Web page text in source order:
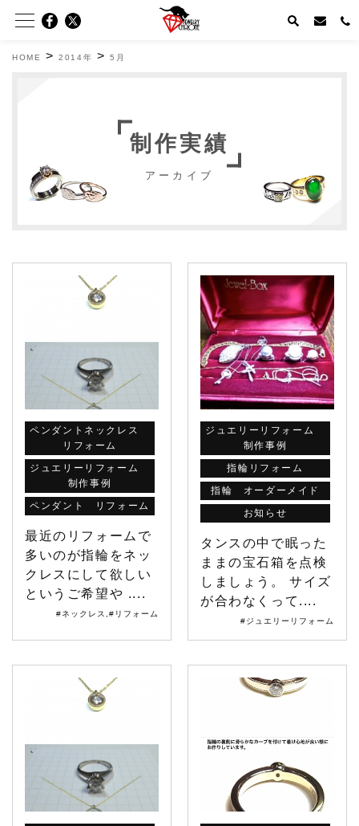
HOME >2014年 >5月
制作実績
アーカイブ
ペンダントネックレス
リフォーム
ジュエリーリフォーム
制作事例
ペンダント リフォーム
最近のリフォームで
多いのが指輪をネッ
クレスにして欲しい
というご希望や ....
#ネックレス #リフォーム
ジュエリーリフォーム
制作事例
指輪リフォーム
指輪 オーダーメイド
お知らせ
タンスの中で眠った
ままの宝石箱を点検
しましょう。 サイズ
が合わなくって....
#ジュエリーリフォーム